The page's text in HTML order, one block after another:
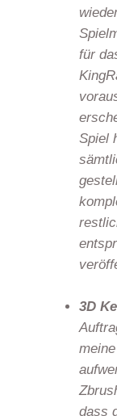
für
Spiel
3D
dass